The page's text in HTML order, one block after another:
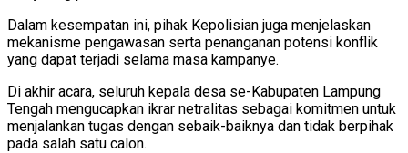
Dalam kesempatan ini, pihak Kepolisian juga menjelaskan
mekanisme pengawasan serta penanganan potensi konflik
yang dapat terjadi selama masa kampanye.
Di akhir acara, seluruh kepala desa se-Kabupaten Lampung
Tengah mengucapkan ikrar netralitas sebagai komitmen untuk
menjalankan tugas dengan sebaik-baiknya dan tidak berpihak
pada salah satu calon.